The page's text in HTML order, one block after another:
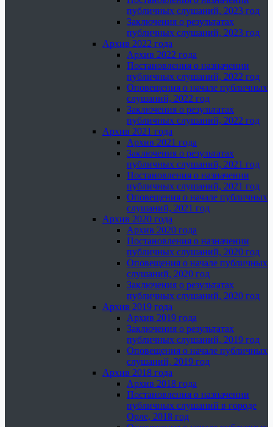
публичных слушаний, 2023 год
Заключения о результатах
публичных слушаний, 2023 год
Архив 2022 года
Архив 2022 года
Постановления о назначении
публичных слушаний, 2022 год
Оповещения о начале публичных
слушаний, 2022 год
Заключения о результатах
публичных слушаний, 2022 год
Архив 2021 года
Архив 2021 года
Заключения о результатах
публичных слушаний, 2021 год
Постановления о назначении
публичных слушаний, 2021 год
Оповещения о начале публичных
слушаний, 2021 год
Архив 2020 года
Архив 2020 года
Постановления о назначении
публичных слушаний, 2020 год
Оповещения о начале публичных
слушаний, 2020 год
Заключения о результатах
публичных слушаний, 2020 год
Архив 2019 года
Архив 2019 года
Заключения о результатах
публичных слушаний, 2019 год
Оповещения о начале публичных
слушаний, 2019 год
Архив 2018 года
Архив 2018 года
Постановления о назначении
публичных слушаний в городе
Орле, 2018 год